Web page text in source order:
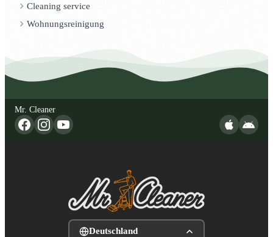
Cleaning service
Wohnungsreinigung
Mr. Cleaner
Deutschland